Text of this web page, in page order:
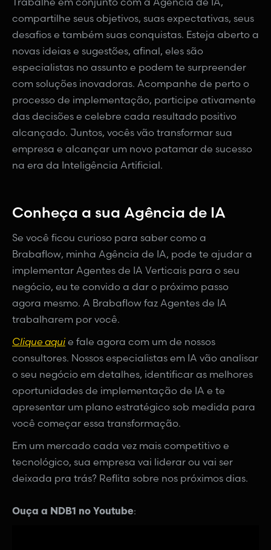
compartilhe seus objetivos, suas expectativas, seus
desafios e também suas conquistas. Esteja aberto a
novas ideias e sugestões, afinal, eles são
especialistas no assunto e podem te surpreender
com soluções inovadoras. Acompanhe de perto o
processo de implementação, participe ativamente
das decisões e celebre cada resultado positivo
alcançado. Juntos, vocês vão transformar sua
empresa e alcançar um novo patamar de sucesso
na era da Inteligência Artificial.
Conheça a sua Agência de IA
Se você ficou curioso para saber como a
Brabaflow, minha Agência de IA, pode te ajudar a
implementar Agentes de IA Verticais para o seu
negócio, eu te convido a dar o próximo passo
agora mesmo. A Brabaflow faz Agentes de IA
trabalharem por você.
Clique aqui e fale agora com um de nossos
consultores. Nossos especialistas em IA vão analisar
o seu negócio em detalhes, identificar as melhores
oportunidades de implementação de IA e te
apresentar um plano estratégico sob medida para
você começar essa transformação.
Em um mercado cada vez mais competitivo e
tecnológico, sua empresa vai liderar ou vai ser
deixada pra trás? Reflita sobre nos próximos dias.
Ouça a NDB1 no Youtube: